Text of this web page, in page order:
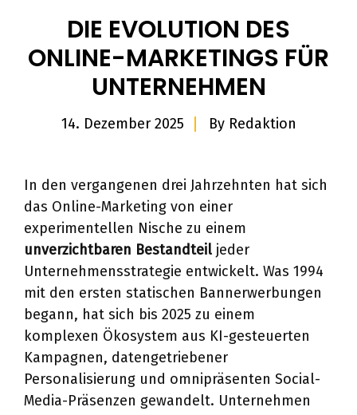
DIE EVOLUTION DES
ONLINE-MARKETINGS FÜR
UNTERNEHMEN
14. Dezember 2025 By Redaktion
In den vergangenen drei Jahrzehnten hat sich
das Online-Marketing von einer
experimentellen Nische zu einem
unverzichtbaren Bestandteil jeder
Unternehmensstrategie entwickelt. Was 1994
mit den ersten statischen Bannerwerbungen
begann, hat sich bis 2025 zu einem
komplexen Ökosystem aus KI-gesteuerten
Kampagnen, datengetriebener
Personalisierung und omnipräsenten Social-
Media-Präsenzen gewandelt. Unternehmen